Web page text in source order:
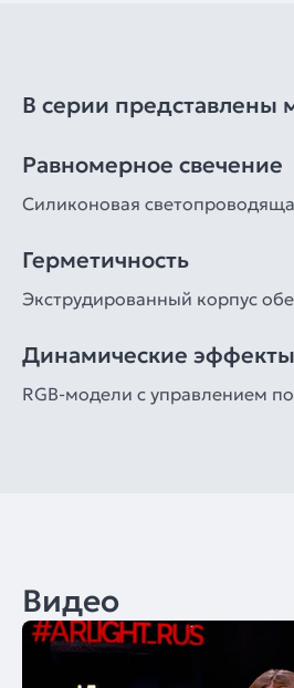
В серии представлены
Равномерное свечение
Силиконовая
Герметичность
Экструдированный корпус
Динамические эффекты
RGB-модели с управлением
Видео